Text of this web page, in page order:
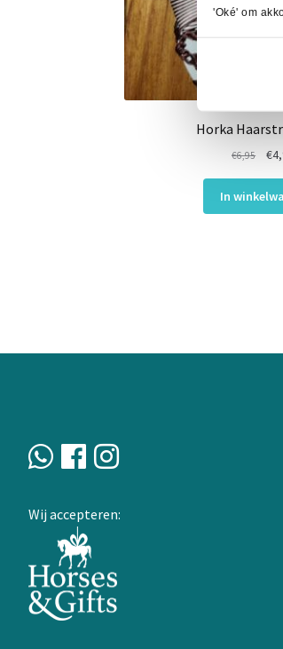
'Oké' om
Horka
€6,95
was:
€
In
Wij accepteren: